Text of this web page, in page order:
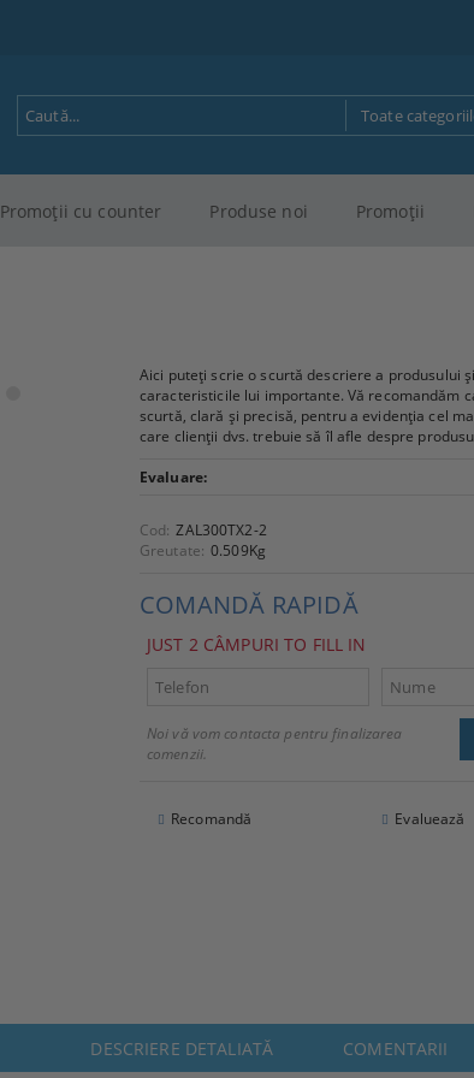
Promoţii cu counter Produse noi Promoţii
Aici puteți scrie o scurtă descriere a produsului
caracteristicile lui importante. Vă recomandăm
scurtă, clară și precisă, pentru a evidenția cel
care clienții dvs. trebuie să îl afle despre
Evaluare:
Cod: ZAL300TX2-2
Greutate: 0.509Kg
COMANDĂ RAPIDĂ
JUST 2 CÂMPURI TO FILL IN
Noi vă vom contacta pentru finalizarea
comenzii.
Recomandă Evaluează
DESCRIERE DETALIATĂ COMENTARII